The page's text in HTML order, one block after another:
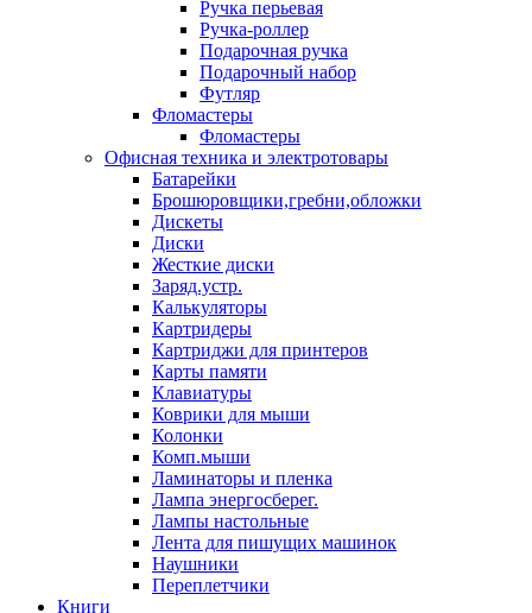
Ручка перьевая
Ручка-роллер
Подарочная ручка
Подарочный набор
Футляр
Фломастеры
Фломастеры
Офисная техника и электротовары
Батарейки
Брошюровщики,гребни,обложки
Дискеты
Диски
Жесткие диски
Заряд.устр.
Калькуляторы
Картридеры
Картриджи для принтеров
Карты памяти
Клавиатуры
Коврики для мыши
Колонки
Комп.мыши
Ламинаторы и пленка
Лампа энергосберег.
Лампы настольные
Лента для пишущих машинок
Наушники
Переплетчики
Книги